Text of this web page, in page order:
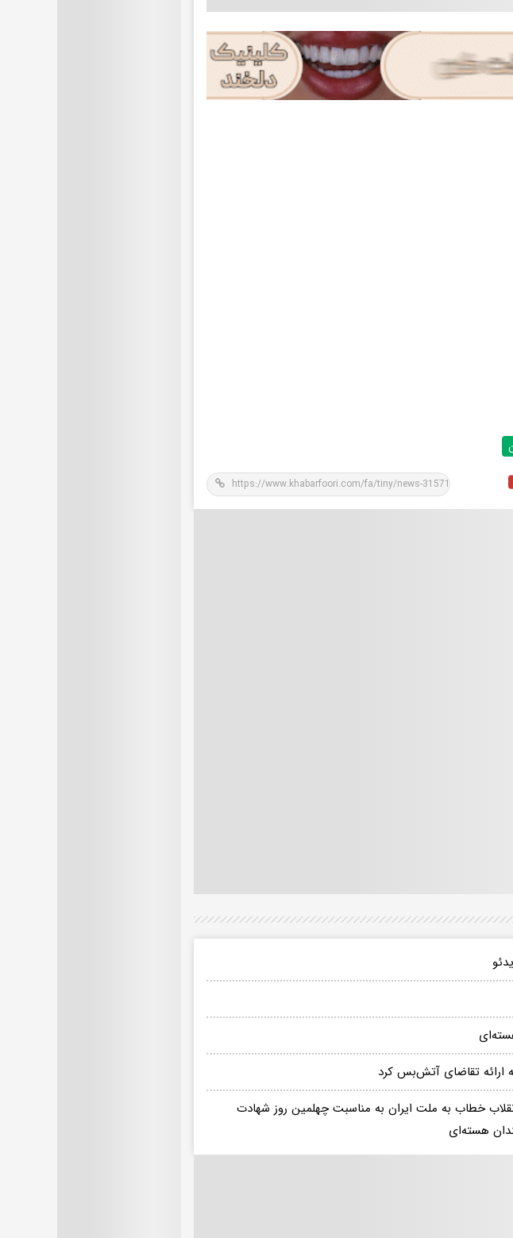
ارائه تقاضای آتش‌بس کرد
انقلاب خطاب به ملت ایران به مناسبت چهلمین روز شهادت
هسته‌ای